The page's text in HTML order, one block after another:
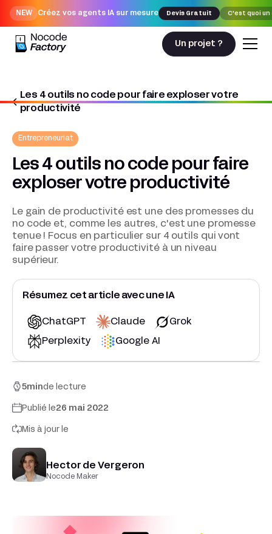
NEW Créez vos agents IA sur mesure Devis Gratuit C'est quoi un
Un projet ?
Les 4 outils no code pour faire exploser votre
productivité
Nocodefactory AI & Automatisation
Entrepreneuriat
Les 4 outils no code pour faire
exploser votre productivité
Le gain de productivité est une des promesses du
no code et, comme les autres, c'est une promesse
tenue ! Focus en particulier sur 4 outils qui vont
faire passer votre productivité à un niveau
supérieur.
Résumez cet article avec une IA
ChatGPT Claude Grok
Perplexity Google AI
5minde lecture
Publié le26 mai 2022
Mis à jour le
Hector de Vergeron
Nocode Maker